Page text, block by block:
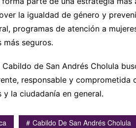
la igualdad de género y
programas de atención a
seguros.
de San Andrés Cholula
responsable y comprometida
y la ciudadanía en general.
Cabildo De San Andrés Cholula